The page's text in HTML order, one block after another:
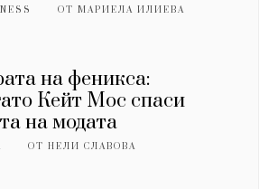
ОТМАРИЕЛА ИЛИЕВА
на феникса:
Кейт Мос спаси
на модата
ОТНЕЛИ СЛАВОВА